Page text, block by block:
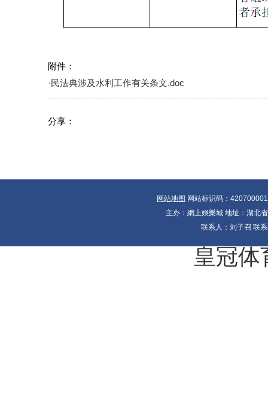
附件：
·民法典涉及水利工作有关条文.doc
分享：
网站地图 网站标识码：
主办：網上娛樂城 地址：湖北
联系人：刘子召 联
皇冠体